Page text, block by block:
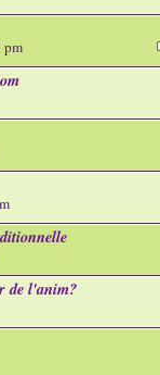
pm
de l'anim?